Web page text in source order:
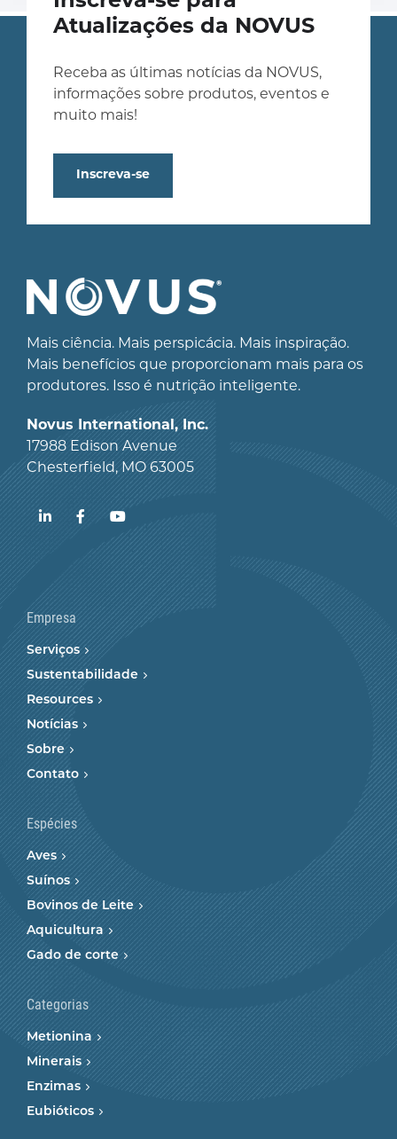
Atualizações da NOVUS
Receba as últimas notícias da NOVUS,
informações sobre produtos, eventos e
muito mais!
Inscreva-se
Mais ciência. Mais perspicácia. Mais inspiração.
Mais benefícios que proporcionam mais para os
produtores. Isso é nutrição inteligente.
Novus International, Inc.
17988 Edison Avenue
Chesterfield, MO 63005
LinkedInFacebookYouTube
Empresa
Serviços
Sustentabilidade
Resources
Notícias
Sobre
Contato
Espécies
Aves
Suínos
Bovinos de Leite
Aquicultura
Gado de corte
Categorias
Metionina
Minerais
Enzimas
Eubióticos